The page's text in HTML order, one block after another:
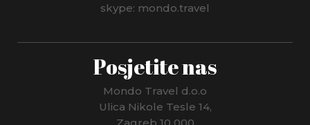
skype: mondo.travel
Posjetite nas
Mondo Travel d.o.o
Ulica Nikole Tesle 14,